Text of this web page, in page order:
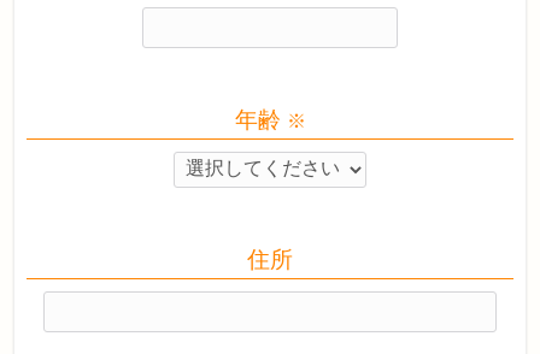
年齢 ※
住所